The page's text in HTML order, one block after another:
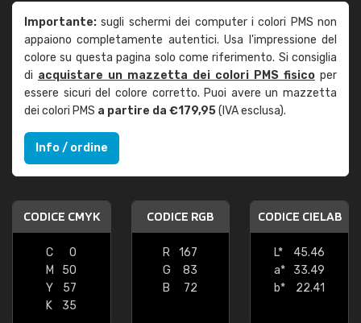
Importante: sugli schermi dei computer i colori PMS non
appaiono completamente autentici. Usa l'impressione del
colore su questa pagina solo come riferimento. Si consiglia
di acquistare un mazzetta dei colori PMS fisico per
essere sicuri del colore corretto. Puoi avere un mazzetta
dei colori PMS a partire da €179,95(IVA esclusa).
Info / ordine
CODICE CMYK
C
0
M
50
Y
57
K
35
CODICE RGB
R
167
G
83
B
72
CODICE CIELAB
L*
45.46
a*
33.49
b*
22.41